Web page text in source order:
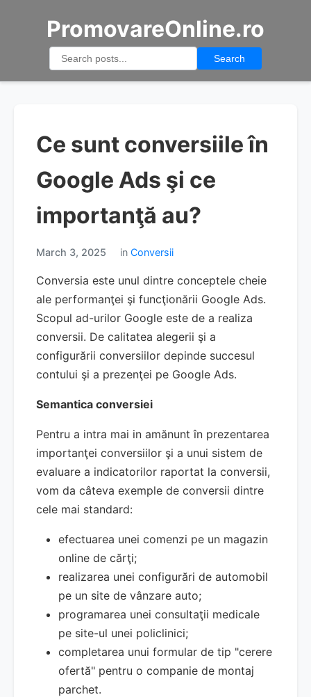
PromovareOnline.ro
Search
Ce sunt conversiile în
Google Ads şi ce
importanţă au?
March 3, 2025 in Conversii
Conversia este unul dintre conceptele cheie
ale performanţei şi funcţionării Google Ads.
Scopul ad-urilor Google este de a realiza
conversii. De calitatea alegerii şi a
configurării conversiilor depinde succesul
contului şi a prezenţei pe Google Ads.
Semantica conversiei
Pentru a intra mai in amănunt în prezentarea
importanţei conversiilor şi a unui sistem de
evaluare a indicatorilor raportat la conversii,
vom da câteva exemple de conversii dintre
cele mai standard:
efectuarea unei comenzi pe un magazin
online de cărţi;
realizarea unei configurări de automobil
pe un site de vânzare auto;
programarea unei consultaţii medicale
pe site-ul unei policlinici;
completarea unui formular de tip "cerere
ofertă" pentru o companie de montaj
parchet.